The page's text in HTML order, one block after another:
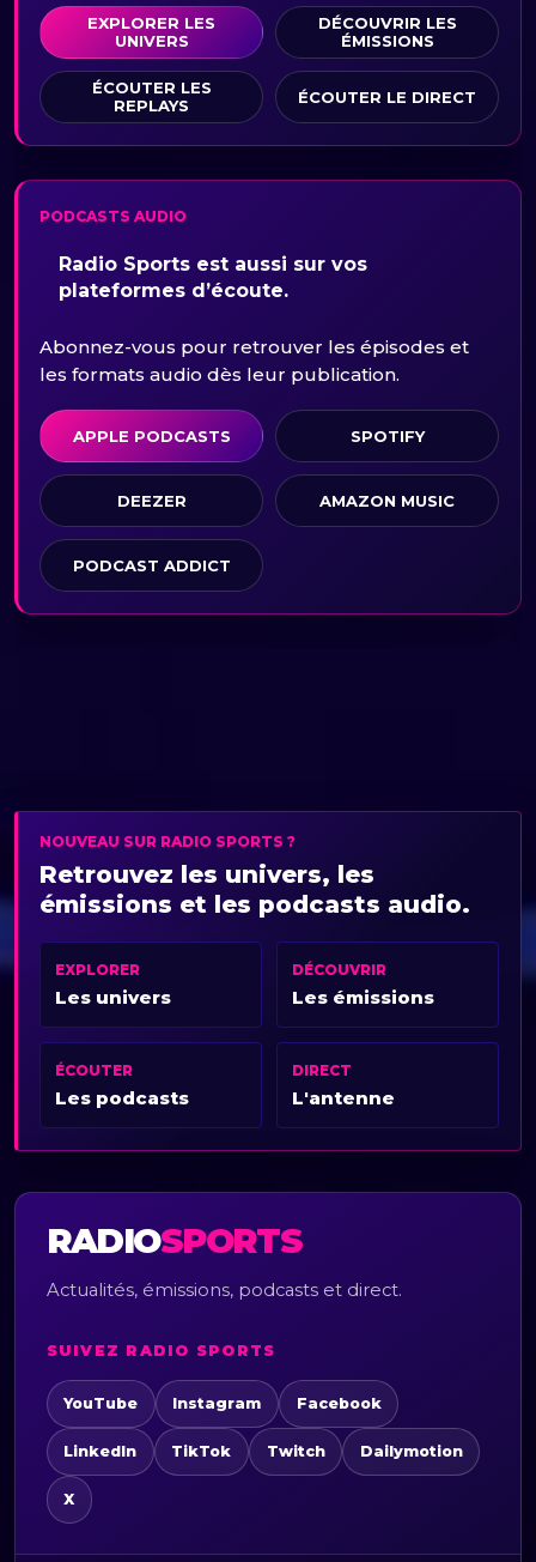
EXPLORER LES
UNIVERS
DÉCOUVRIR LES
ÉMISSIONS
ÉCOUTER LES
REPLAYS
ÉCOUTER LE DIRECT
PODCASTS AUDIO
Radio Sports est aussi sur vos
plateformes d’écoute.
Abonnez-vous pour retrouver les épisodes et
les formats audio dès leur publication.
APPLE PODCASTS SPOTIFY
DEEZER AMAZON MUSIC
PODCAST ADDICT
NOUVEAU SUR RADIO SPORTS ?
Retrouvez les univers, les
émissions et les podcasts audio.
EXPLORER
Les univers
DÉCOUVRIR
Les émissions
ÉCOUTER
Les podcasts
DIRECT
L'antenne
RADIOSPORTS
Actualités, émissions, podcasts et direct.
SUIVEZ RADIO SPORTS
YouTube Instagram Facebook
LinkedIn TikTok Twitch Dailymotion
X